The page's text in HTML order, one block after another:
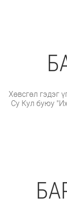
Хөвсгөл гэдэг
Су Кул буюу